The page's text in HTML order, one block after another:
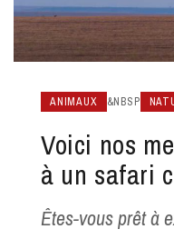
ANIMAUX &NBSP
Voici nos
à un safari
Êtes-vous prêt à